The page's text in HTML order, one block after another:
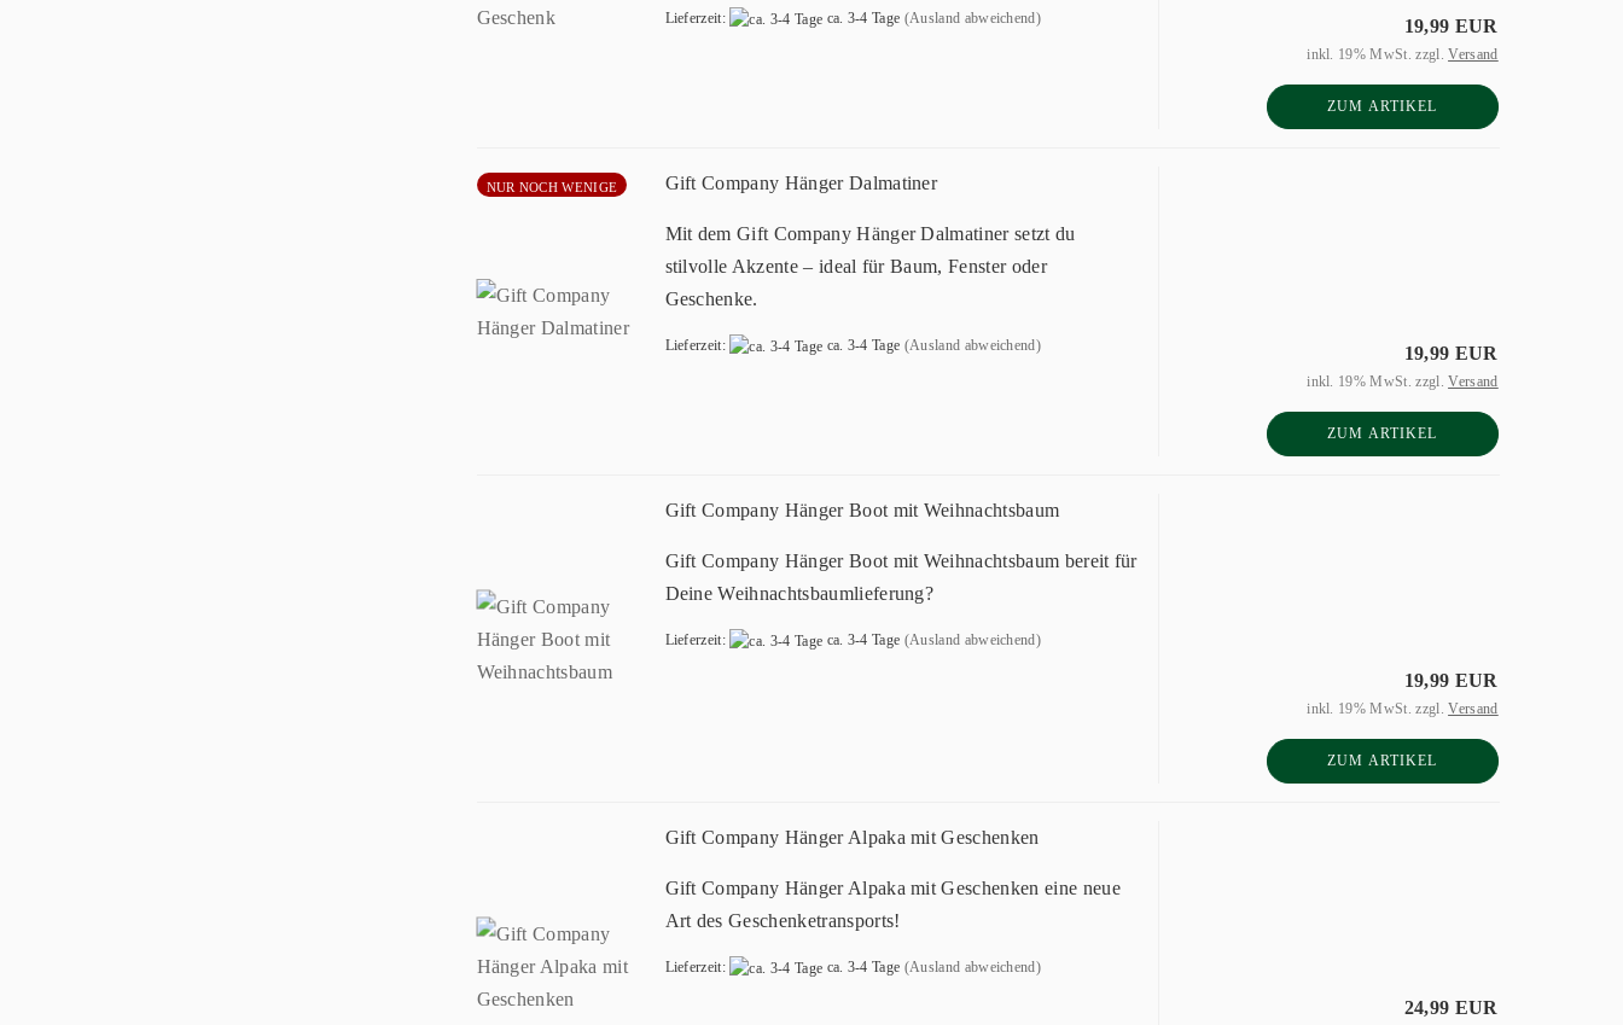
Lieferzeit: ca. 3-4 Tage (Ausland abweichend) 19,99 EUR
inkl. 19% MwSt. zzgl.Versand
ZUM ARTIKEL
NUR NOCH WENIGE Gift Company Hänger Dalmatiner
Mit dem Gift Company Hänger Dalmatiner setzt du
stilvolle Akzente – ideal für Baum, Fenster oder
Geschenke.
Lieferzeit: ca. 3-4 Tage (Ausland abweichend) 19,99 EUR
inkl. 19% MwSt. zzgl.Versand
ZUM ARTIKEL
Gift Company Hänger Boot mit Weihnachtsbaum
Gift Company Hänger Boot mit Weihnachtsbaum bereit für
Deine Weihnachtsbaumlieferung?
Lieferzeit: ca. 3-4 Tage (Ausland abweichend)
19,99 EUR
inkl. 19% MwSt. zzgl.Versand
ZUM ARTIKEL
Gift Company Hänger Alpaka mit Geschenken
Gift Company Hänger Alpaka mit Geschenken eine neue
Art des Geschenketransports!
Lieferzeit: ca. 3-4 Tage (Ausland abweichend)
24,99 EUR